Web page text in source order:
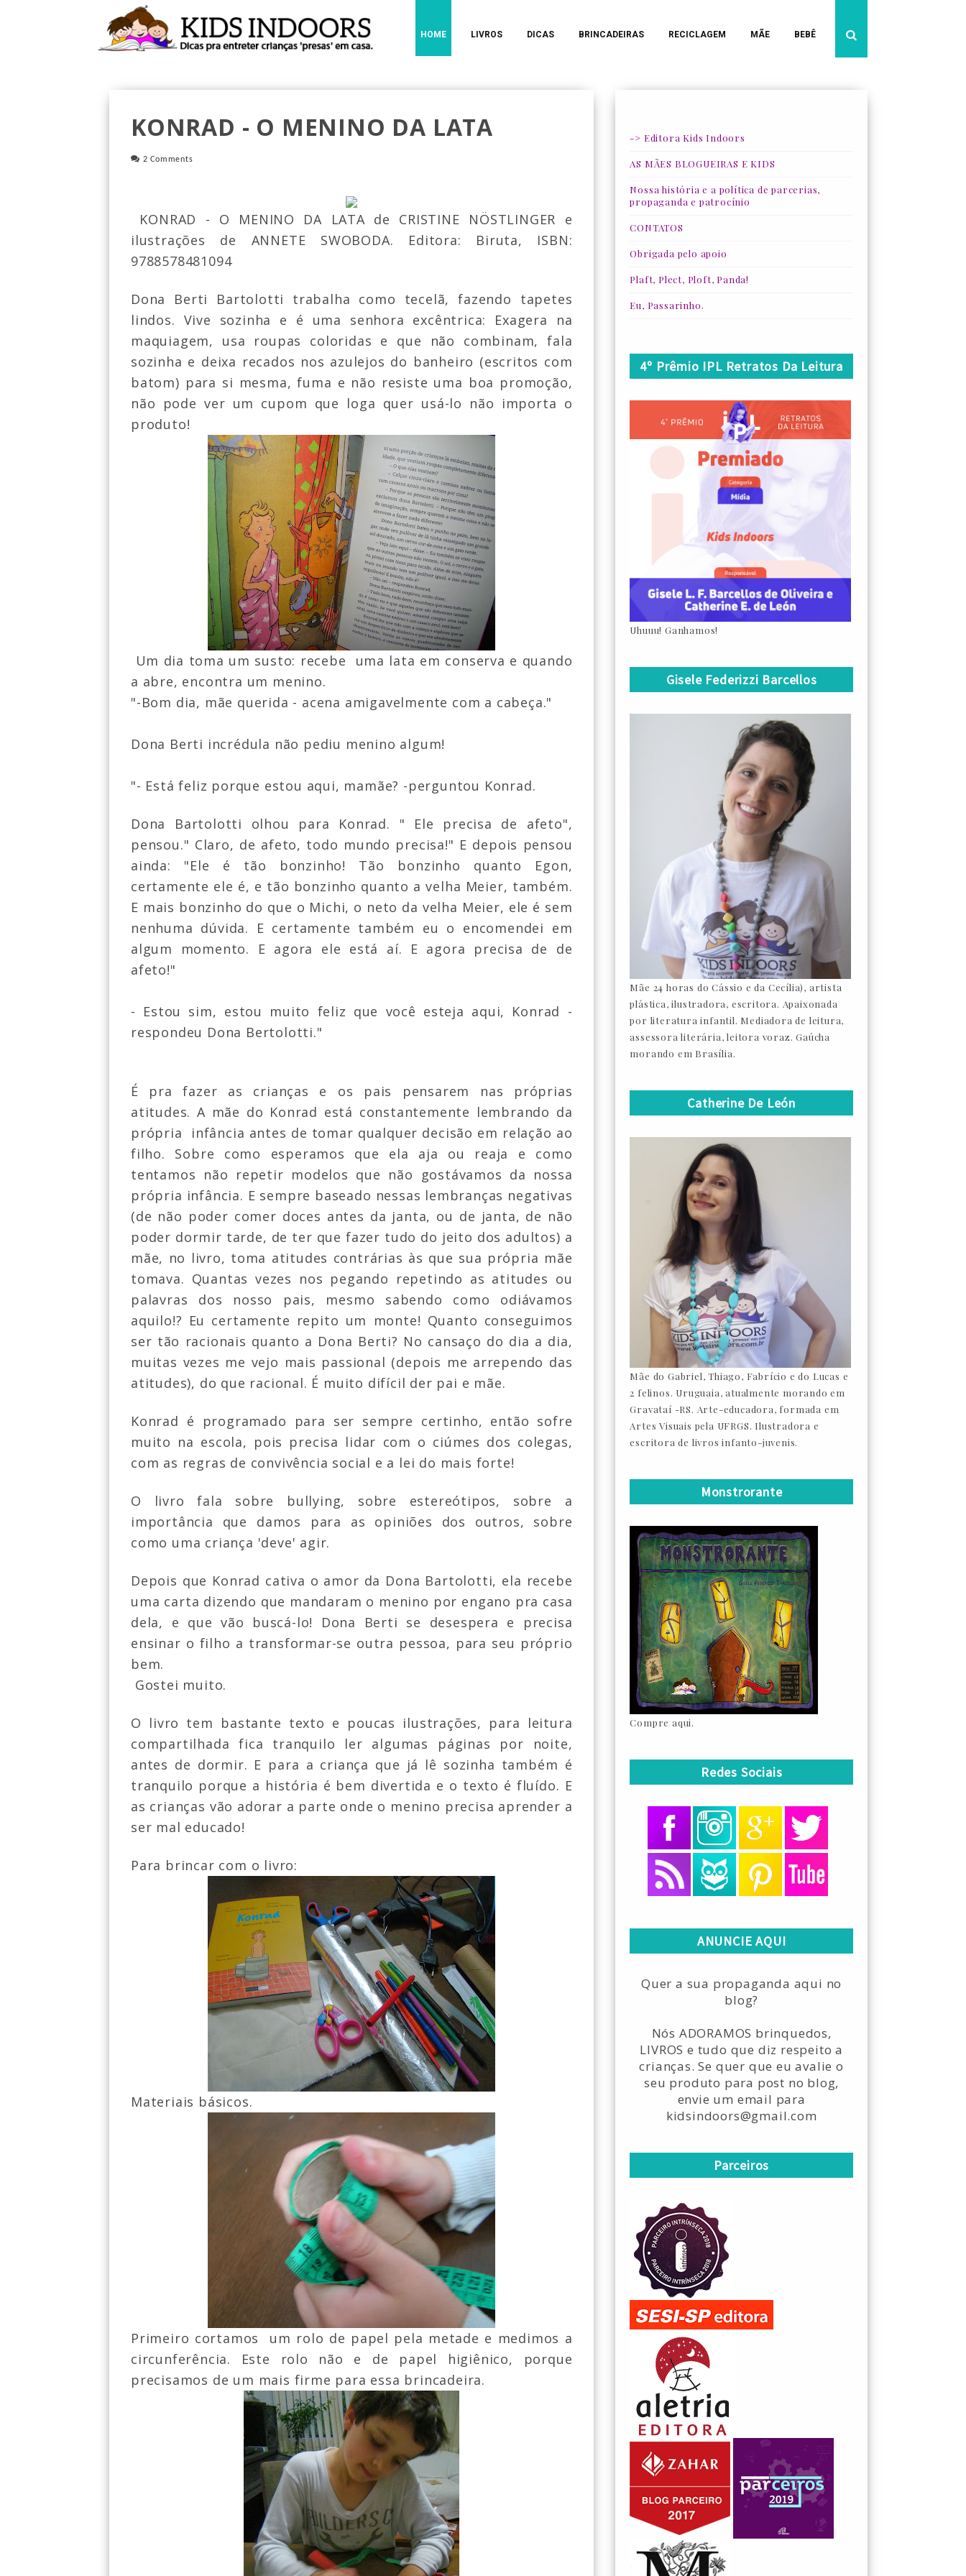
HOME LIVROS DICAS BRINCADEIRAS RECICLAGEM MÃE BEBÊ
KONRAD - O MENINO DA LATA
2 Comments
KONRAD - O MENINO DA LATA de CRISTINE NÖSTLINGER e
ilustrações de ANNETE SWOBODA. Editora: Biruta, ISBN:
9788578481094
Dona Berti Bartolotti trabalha como tecelã, fazendo tapetes
lindos. Vive sozinha e é uma senhora excêntrica: Exagera na
maquiagem, usa roupas coloridas e que não combinam, fala
sozinha e deixa recados nos azulejos do banheiro (escritos com
batom) para si mesma, fuma e não resiste uma boa promoção,
não pode ver um cupom que loga quer usá-lo não importa o
produto!
Um dia toma um susto: recebe uma lata em conserva e quando
a abre, encontra um menino.
"-Bom dia, mãe querida - acena amigavelmente com a cabeça."
Dona Berti incrédula não pediu menino algum!
"- Está feliz porque estou aqui, mamãe? -perguntou Konrad.
Dona Bartolotti olhou para Konrad. " Ele precisa de afeto",
pensou." Claro, de afeto, todo mundo precisa!" E depois pensou
ainda: "Ele é tão bonzinho! Tão bonzinho quanto Egon,
certamente ele é, e tão bonzinho quanto a velha Meier, também.
E mais bonzinho do que o Michi, o neto da velha Meier, ele é sem
nenhuma dúvida. E certamente também eu o encomendei em
algum momento. E agora ele está aí. E agora precisa de de
afeto!"
- Estou sim, estou muito feliz que você esteja aqui, Konrad -
respondeu Dona Bertolotti."
É pra fazer as crianças e os pais pensarem nas próprias
atitudes. A mãe do Konrad está constantemente lembrando da
própria infância antes de tomar qualquer decisão em relação ao
filho. Sobre como esperamos que ela aja ou reaja e como
tentamos não repetir modelos que não gostávamos da nossa
própria infância. E sempre baseado nessas lembranças negativas
(de não poder comer doces antes da janta, ou de janta, de não
poder dormir tarde, de ter que fazer tudo do jeito dos adultos) a
mãe, no livro, toma atitudes contrárias às que sua própria mãe
tomava. Quantas vezes nos pegando repetindo as atitudes ou
palavras dos nosso pais, mesmo sabendo como odiávamos
aquilo!? Eu certamente repito um monte! Quanto conseguimos
ser tão racionais quanto a Dona Berti? No cansaço do dia a dia,
muitas vezes me vejo mais passional (depois me arrependo das
atitudes), do que racional. É muito difícil der pai e mãe.
Konrad é programado para ser sempre certinho, então sofre
muito na escola, pois precisa lidar com o ciúmes dos colegas,
com as regras de convivência social e a lei do mais forte!
O livro fala sobre bullying, sobre estereótipos, sobre a
importância que damos para as opiniões dos outros, sobre
como uma criança 'deve' agir.
Depois que Konrad cativa o amor da Dona Bartolotti, ela recebe
uma carta dizendo que mandaram o menino por engano pra casa
dela, e que vão buscá-lo! Dona Berti se desespera e precisa
ensinar o filho a transformar-se outra pessoa, para seu próprio
bem.
Gostei muito.
O livro tem bastante texto e poucas ilustrações, para leitura
compartilhada fica tranquilo ler algumas páginas por noite,
antes de dormir. E para a criança que já lê sozinha também é
tranquilo porque a história é bem divertida e o texto é fluído. E
as crianças vão adorar a parte onde o menino precisa aprender a
ser mal educado!
Para brincar com o livro:
Materiais básicos.
Primeiro cortamos um rolo de papel pela metade e medimos a
circunferência. Este rolo não e de papel higiênico, porque
precisamos de um mais firme para essa brincadeira.
-> Editora Kids Indoors
AS MÃES BLOGUEIRAS E KIDS
Nossa história e a política de parcerias,
propaganda e patrocínio
CONTATOS
Obrigada pelo apoio
Plaft, Plect, Ploft, Panda!
Eu, Passarinho.
4º Prêmio IPL Retratos Da Leitura
Uhuuu! Ganhamos!
Gisele Federizzi Barcellos
Mãe 24 horas do Cássio e da Cecília), artista
plástica, ilustradora, escritora. Apaixonada
por literatura infantil. Mediadora de leitura,
assessora literária, leitora voraz. Gaúcha
morando em Brasília.
Catherine De León
Mãe do Gabriel, Thiago, Fabrício e do Lucas e
2 felinos. Uruguaia, atualmente morando em
Gravataí -RS. Arte-educadora, formada em
Artes Visuais pela UFRGS. Ilustradora e
escritora de livros infanto-juvenis.
Monstrorante
Compre aqui.
Redes Sociais
ANUNCIE AQUI
Quer a sua propaganda aqui no
blog?
Nós ADORAMOS brinquedos,
LIVROS e tudo que diz respeito a
crianças. Se quer que eu avalie o
seu produto para post no blog,
envie um email para
kidsindoors@gmail.com
Parceiros